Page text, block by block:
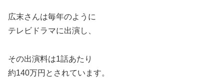
広末さんは毎年のように
テレビドラマに出演し、
その出演料は1話あたり
約140万円とされています。